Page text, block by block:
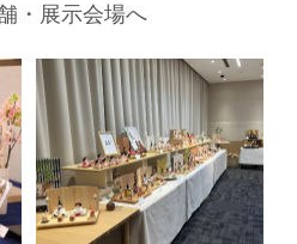
・展示会場へ